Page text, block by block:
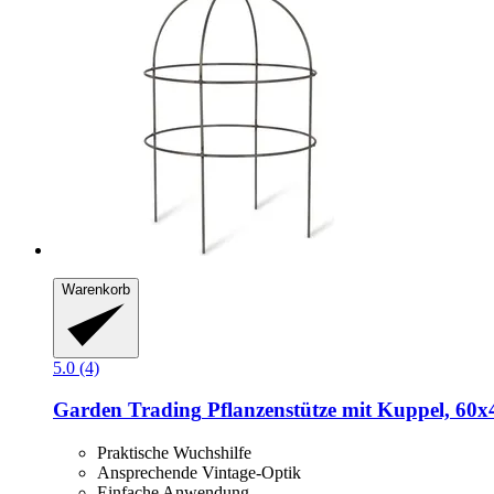
Warenkorb
5.0 (4)
Garden Trading Pflanzenstütze mit Kuppel,
Praktische Wuchshilfe
Ansprechende Vintage-Optik